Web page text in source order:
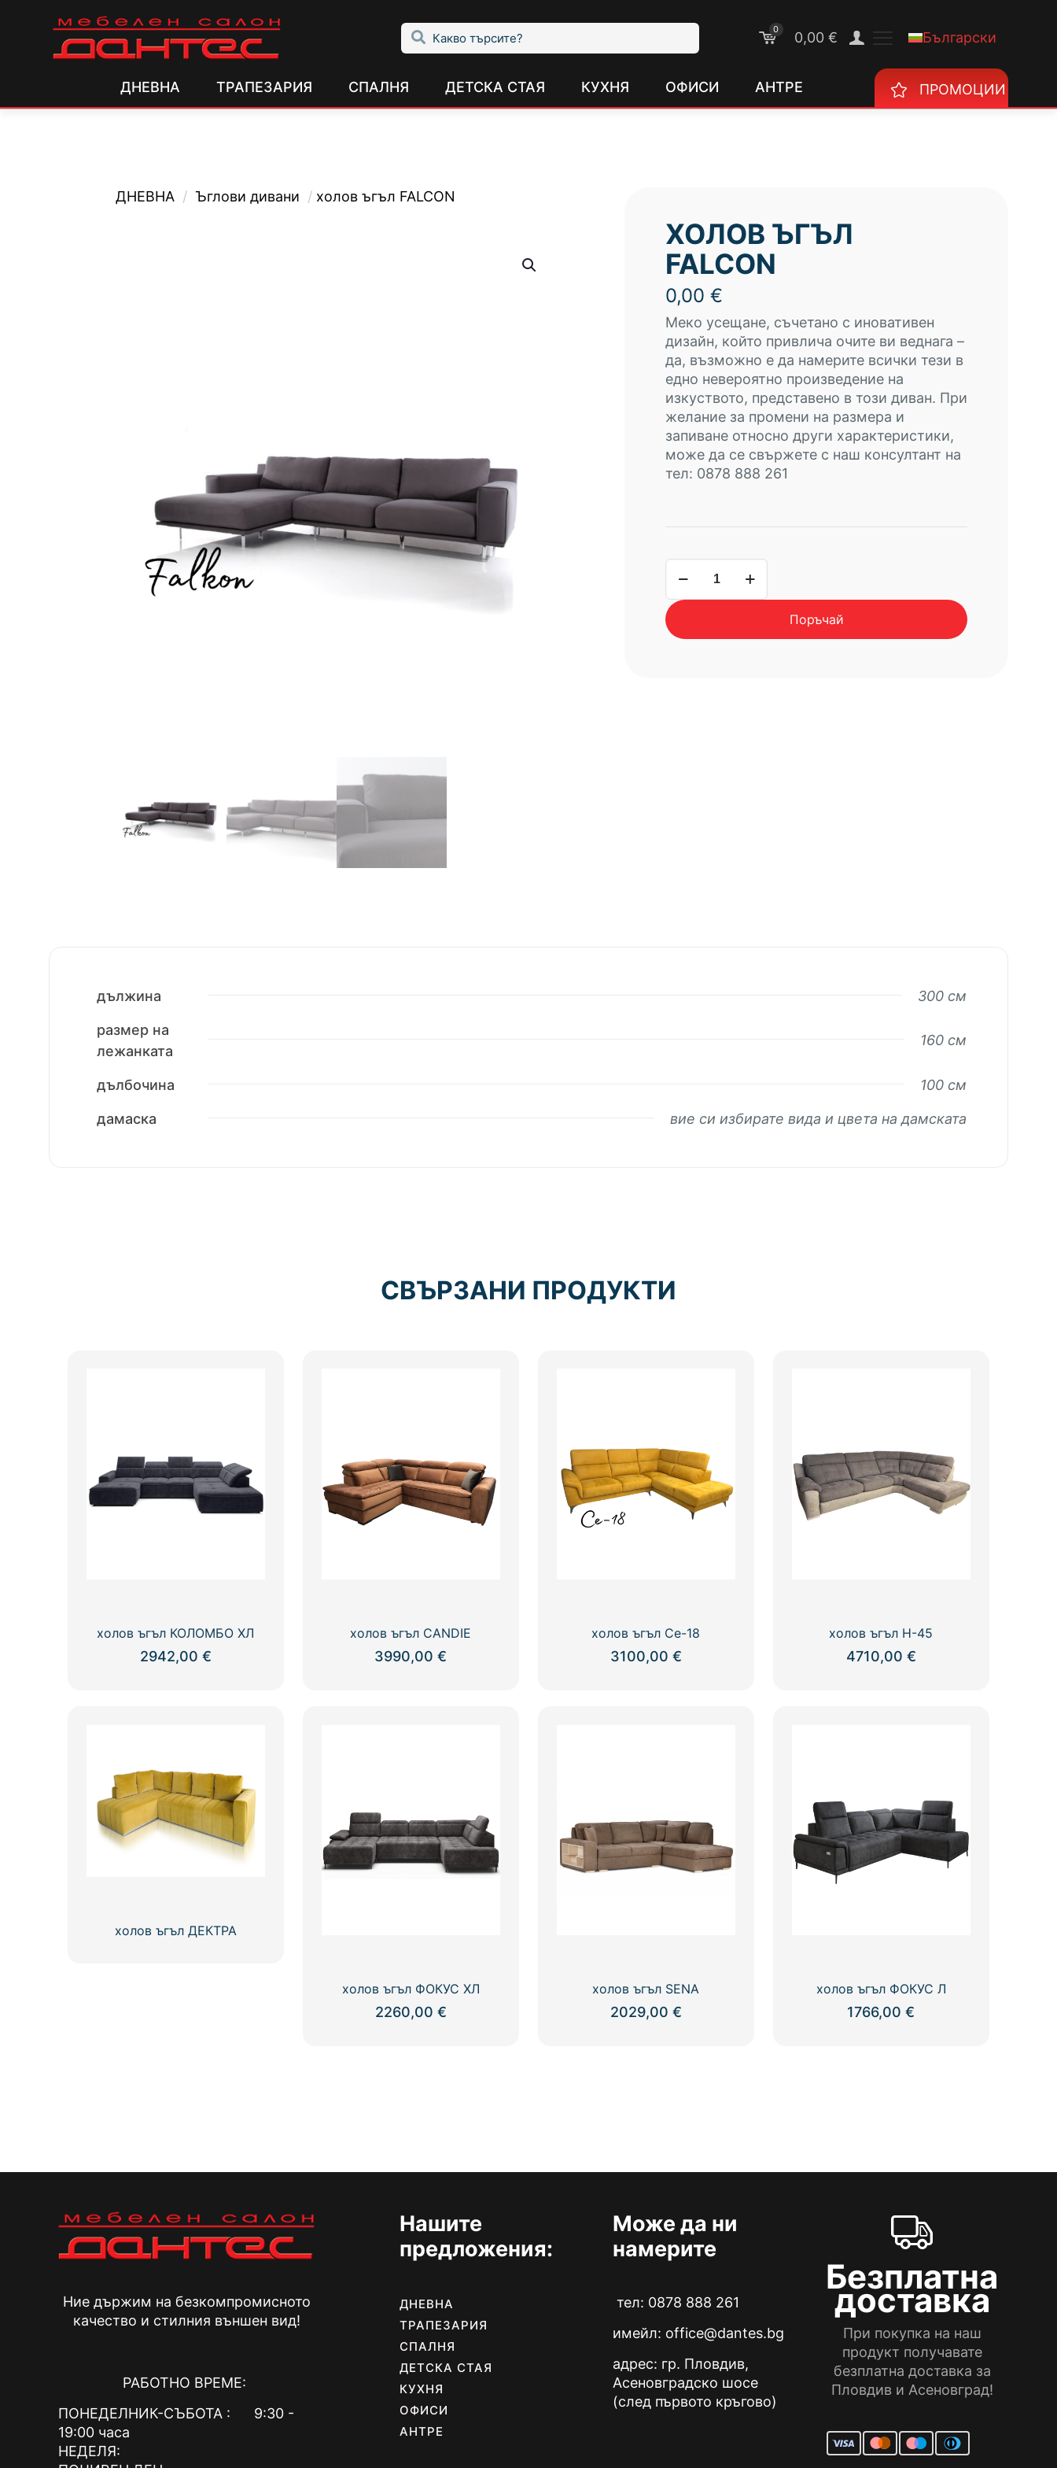
0 0,00 € Български
ДНЕВНА ТРАПЕЗАРИЯ СПАЛНЯ ДЕТСКА СТАЯ КУХНЯ ОФИСИ АНТРЕ ПРОМОЦИИ
ДНЕВНА / Ъглови дивани / холов ъгъл FALCON
ХОЛОВ ЪГЪЛ
FALCON
0,00 €
Меко усещане, съчетано с иновативен
дизайн, който привлича очите ви веднага –
да, възможно е да намерите всички тези в
едно невероятно произведение на
изкуството, представено в този диван. При
желание за промени на размера и
запиване относно други характеристики,
може да се свържете с наш консултант на
тел: 0878 888 261
за
холов
ъгъл
FALCON
Поръчай
дължина 300 см
размер на
лежанката
160 см
дълбочина 100 см
дамаска вие си избирате вида и цвета на дамската
СВЪРЗАНИ ПРОДУКТИ
холов ъгъл КОЛОМБО ХЛ
2942,00 €
холов ъгъл CANDIE
3990,00€
холов ъгъл Ce-18
3100,00 €
холов ъгъл H-45
4710,00 €
холов ъгъл ДЕКТРА
холов ъгъл ФОКУС ХЛ
2260,00 €
холов ъгъл SENA
2029,00 €
холов ъгъл ФОКУС Л
1766,00€
Ние държим на безкомпромисното
качество и стилния външен вид!
РАБОТНО ВРЕМЕ:
ПОНЕДЕЛНИК-СЪБОТА : 9:30 -
19:00 часа
НЕДЕЛЯ:
Нашите
предложения:
ДНЕВНА
ТРАПЕЗАРИЯ
СПАЛНЯ
ДЕТСКА СТАЯ
КУХНЯ
ОФИСИ
АНТРЕ
Може да ни
намерите
тел: 0878 888 261
имейл: office@dantes.bg
адрес: гр. Пловдив,
Асеновградско шосе
(след първото кръгово)
Безплатна
доставка
При покупка на наш
продукт получавате
безплатна доставка за
Пловдив и Асеновград!